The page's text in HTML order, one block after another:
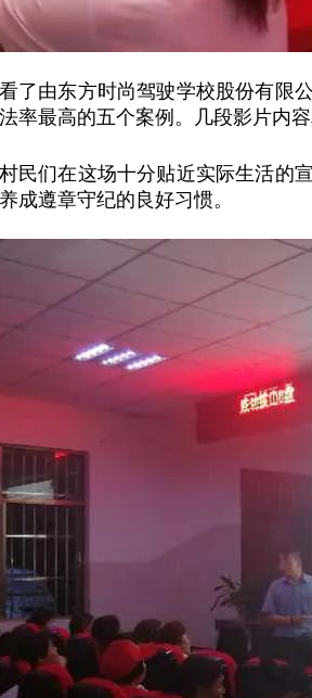
了由东方时尚驾驶学校股份有限
率最高的五个案例。几段影片内
民们在这场十分贴近实际生活的
成遵章守纪的良好习惯。